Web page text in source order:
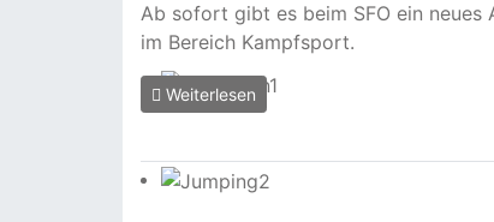
Ab sofort gibt es beim SFO ein
im Bereich Kampfsport.
Weiterlesen